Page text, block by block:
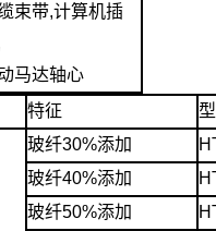
束带,计算机插
马达轴心
特征
玻纤30%添加
玻纤40%添加
玻纤50%添加